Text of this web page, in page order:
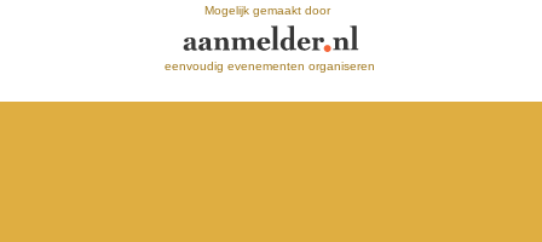
Mogelijk gemaakt door
eenvoudig evenementen organiseren